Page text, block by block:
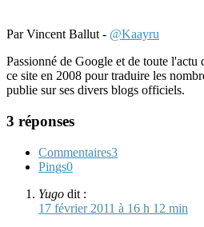
Par Vincent Ballut - @Kaayru
Passionné de Google et de toute l'actu
ce site en 2008 pour traduire les
publie sur ses divers blogs officiels.
3 réponses
Commentaires3
Pings0
Yugo dit :
17 février 2011 à 16 h 12 min